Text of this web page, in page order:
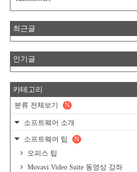
최근글
인기글
카테고리
분류 전체보기 N
소프트웨어 소개
소프트웨어 팁
N
오피스 팁
Movavi Video Suite 동영상 강좌